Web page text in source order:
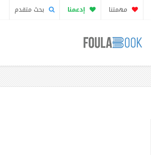
مهمتنا إدعمنا بحث متقدم